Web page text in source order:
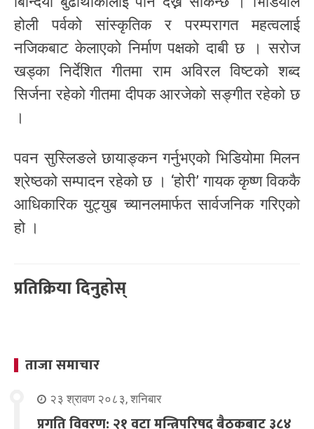
होली पर्वको सांस्कृतिक र परम्परागत महत्वलाई
नजिकबाट केलाएको निर्माण पक्षको दाबी छ । सरोज
खड्का निर्देशित गीतमा राम अविरल विष्टको शब्द
सिर्जना रहेको गीतमा दीपक आरजेको सङ्गीत रहेको छ
।
पवन सुस्लिङले छायाङ्कन गर्नुभएको भिडियोमा मिलन
श्रेष्ठको सम्पादन रहेको छ । ‘होरी’ गायक कृष्ण विककै
आधिकारिक युट्युब च्यानलमार्फत सार्वजनिक गरिएको
हो ।
प्रतिक्रिया दिनुहोस्
ताजा समाचार
२३ श्रावण २०८३, शनिबार
प्रगति विवरण: २१ वटा मन्त्रिपरिषद् बैठकबाट ३८४